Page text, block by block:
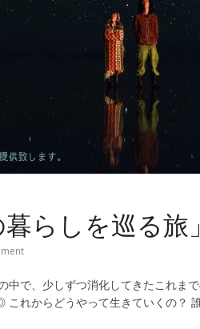
らしを巡る旅」
中で、少しずつ消化してきたこれま
れからどうやって生きていくの？